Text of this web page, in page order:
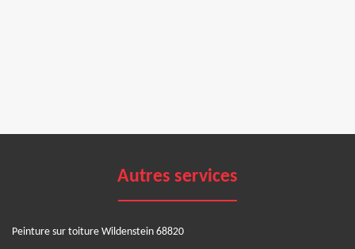
Autres services
Peinture sur toiture Wildenstein 68820